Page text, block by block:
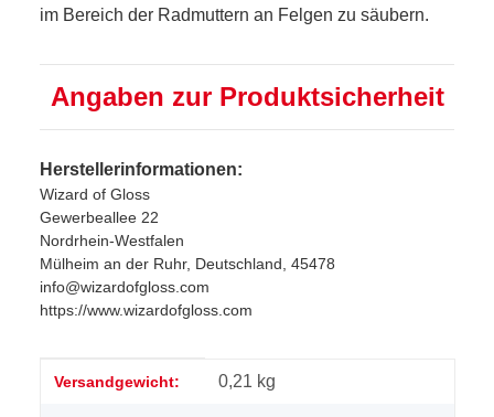
im Bereich der Radmuttern an Felgen zu säubern.
Angaben zur Produktsicherheit
Herstellerinformationen:
Wizard of Gloss
Gewerbeallee 22
Nordrhein-Westfalen
Mülheim an der Ruhr, Deutschland, 45478
info@wizardofgloss.com
https://www.wizardofgloss.com
Produkteigenschaft
Wert
Versandgewicht: 0,21 kg